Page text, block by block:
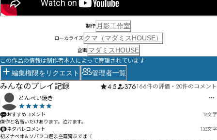
制作 月影工作室
ローカライズ クマ（マダミスHOUSE）
企画 マダミスHOUSE
この作品の情報は制作者本人によって管理されています
編集権限をリクエスト 管理者一覧
みんなのプレイ記録 4.5 376166件の評価 ・ 20件のコメント
とんぺい焼き
おすすめコメント 18文字
傑作と名高いだけあります。泣けます。
ネタバレコメント
133文字
初ズナペヰ＆ソパヲコ邂ま夳歰觱ぶでば〔